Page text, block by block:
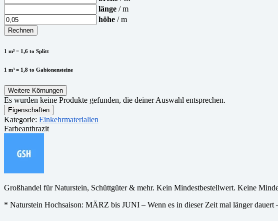
länge / m
höhe / m
Rechnen
1 m³ = 1,6 to Splitt
1 m³ = 1,8 to Gabionensteine
Weitere Körnungen
Es wurden keine Produkte gefunden, die deiner Auswahl entsprechen.
Eigenschaften
Kategorie: Einkehrmaterialien
Farbeanthrazit
Großhandel für Naturstein, Schüttgüter & mehr. Kein Mindestbestellwert. Keine
* Naturstein Hochsaison: MÄRZ bis JUNI – Wenn es in dieser Zeit mal länger dauert